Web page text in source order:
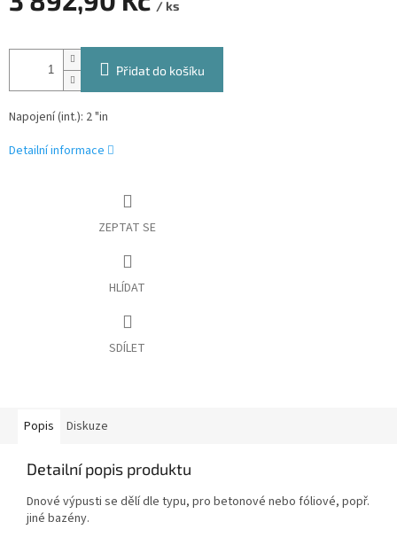
/ ks
cena:
Přidat do košíku
Napojení (int.): 2 "in
Detailní informace
ZEPTAT SE
HLÍDAT
SDÍLET
Popis Diskuze
Detailní popis produktu
Dnové výpusti se dělí dle typu, pro betonové nebo fóliové, popř.
jiné bazény.